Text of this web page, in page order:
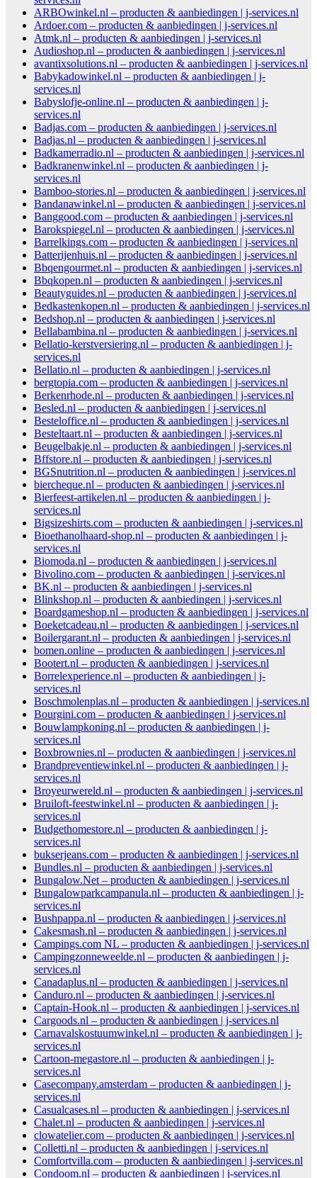
ARBOwinkel.nl – producten & aanbiedingen | j-services.nl
Ardoer.com – producten & aanbiedingen | j-services.nl
Atmk.nl – producten & aanbiedingen | j-services.nl
Audioshop.nl – producten & aanbiedingen | j-services.nl
avantixsolutions.nl – producten & aanbiedingen | j-services.nl
Babykadowinkel.nl – producten & aanbiedingen | j-
services.nl
Babyslofje-online.nl – producten & aanbiedingen | j-
services.nl
Badjas.com – producten & aanbiedingen | j-services.nl
Badjas.nl – producten & aanbiedingen | j-services.nl
Badkamerradio.nl – producten & aanbiedingen | j-services.nl
Badkranenwinkel.nl – producten & aanbiedingen | j-
services.nl
Bamboo-stories.nl – producten & aanbiedingen | j-services.nl
Bandanawinkel.nl – producten & aanbiedingen | j-services.nl
Banggood.com – producten & aanbiedingen | j-services.nl
Barokspiegel.nl – producten & aanbiedingen | j-services.nl
Barrelkings.com – producten & aanbiedingen | j-services.nl
Batterijenhuis.nl – producten & aanbiedingen | j-services.nl
Bbqengourmet.nl – producten & aanbiedingen | j-services.nl
Bbqkopen.nl – producten & aanbiedingen | j-services.nl
Beautyguides.nl – producten & aanbiedingen | j-services.nl
Bedkastenkopen.nl – producten & aanbiedingen | j-services.nl
Bedshop.nl – producten & aanbiedingen | j-services.nl
Bellabambina.nl – producten & aanbiedingen | j-services.nl
Bellatio-kerstversiering.nl – producten & aanbiedingen | j-
services.nl
Bellatio.nl – producten & aanbiedingen | j-services.nl
bergtopia.com – producten & aanbiedingen | j-services.nl
Berkenrhode.nl – producten & aanbiedingen | j-services.nl
Besled.nl – producten & aanbiedingen | j-services.nl
Besteloffice.nl – producten & aanbiedingen | j-services.nl
Besteltaart.nl – producten & aanbiedingen | j-services.nl
Beugelbakje.nl – producten & aanbiedingen | j-services.nl
Bffstore.nl – producten & aanbiedingen | j-services.nl
BGSnutrition.nl – producten & aanbiedingen | j-services.nl
biercheque.nl – producten & aanbiedingen | j-services.nl
Bierfeest-artikelen.nl – producten & aanbiedingen | j-
services.nl
Bigsizeshirts.com – producten & aanbiedingen | j-services.nl
Bioethanolhaard-shop.nl – producten & aanbiedingen | j-
services.nl
Biomoda.nl – producten & aanbiedingen | j-services.nl
Bivolino.com – producten & aanbiedingen | j-services.nl
BK.nl – producten & aanbiedingen | j-services.nl
Blinkshop.nl – producten & aanbiedingen | j-services.nl
Boardgameshop.nl – producten & aanbiedingen | j-services.nl
Boeketcadeau.nl – producten & aanbiedingen | j-services.nl
Boilergarant.nl – producten & aanbiedingen | j-services.nl
bomen.online – producten & aanbiedingen | j-services.nl
Bootert.nl – producten & aanbiedingen | j-services.nl
Borrelexperience.nl – producten & aanbiedingen | j-
services.nl
Boschmolenplas.nl – producten & aanbiedingen | j-services.nl
Bourgini.com – producten & aanbiedingen | j-services.nl
Bouwlampkoning.nl – producten & aanbiedingen | j-
services.nl
Boxbrownies.nl – producten & aanbiedingen | j-services.nl
Brandpreventiewinkel.nl – producten & aanbiedingen | j-
services.nl
Broyeurwereld.nl – producten & aanbiedingen | j-services.nl
Bruiloft-feestwinkel.nl – producten & aanbiedingen | j-
services.nl
Budgethomestore.nl – producten & aanbiedingen | j-
services.nl
bukserjeans.com – producten & aanbiedingen | j-services.nl
Bundles.nl – producten & aanbiedingen | j-services.nl
Bungalow.Net – producten & aanbiedingen | j-services.nl
Bungalowparkcampanula.nl – producten & aanbiedingen | j-
services.nl
Bushpappa.nl – producten & aanbiedingen | j-services.nl
Cakesmash.nl – producten & aanbiedingen | j-services.nl
Campings.com NL – producten & aanbiedingen | j-services.nl
Campingzonneweelde.nl – producten & aanbiedingen | j-
services.nl
Canadaplus.nl – producten & aanbiedingen | j-services.nl
Canduro.nl – producten & aanbiedingen | j-services.nl
Captain-Hook.nl – producten & aanbiedingen | j-services.nl
Cargoods.nl – producten & aanbiedingen | j-services.nl
Carnavalskostuumwinkel.nl – producten & aanbiedingen | j-
services.nl
Cartoon-megastore.nl – producten & aanbiedingen | j-
services.nl
Casecompany.amsterdam – producten & aanbiedingen | j-
services.nl
Casualcases.nl – producten & aanbiedingen | j-services.nl
Chalet.nl – producten & aanbiedingen | j-services.nl
clowatelier.com – producten & aanbiedingen | j-services.nl
Colletti.nl – producten & aanbiedingen | j-services.nl
Comfortvilla.com – producten & aanbiedingen | j-services.nl
Condoom.nl – producten & aanbiedingen | j-services.nl